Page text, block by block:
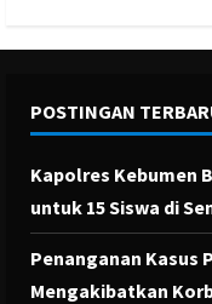
POSTINGAN
Kapolres Kebumen
untuk 15 Siswa di
Penanganan Kasus
Mengakibatkan